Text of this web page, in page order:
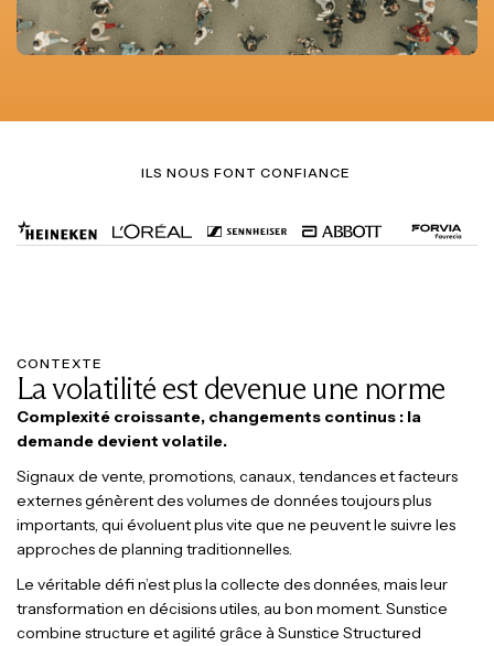
ILS NOUS FONT CONFIANCE
CONTEXTE
La volatilité est devenue une norme
Complexité croissante, changements continus : la
demande devient volatile.
Signaux de vente, promotions, canaux, tendances et facteurs
externes génèrent des volumes de données toujours plus
importants, qui évoluent plus vite que ne peuvent le suivre les
approches de planning traditionnelles.
Le véritable défi n’est plus la collecte des données, mais leur
transformation en décisions utiles, au bon moment. Sunstice
combine structure et agilité grâce à Sunstice Structured